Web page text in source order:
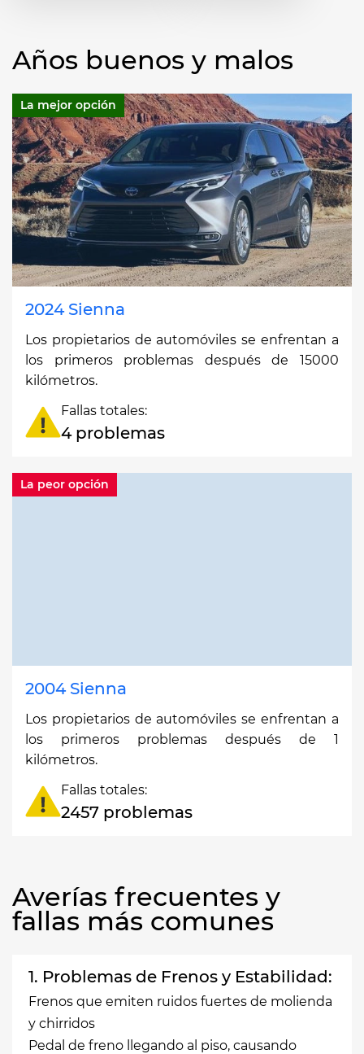
Años buenos y malos
La mejor opción
2024 Sienna
Los propietarios de automóviles se enfrentan a
los primeros problemas después de 15000
kilómetros.
Fallas totales:
4 problemas
La peor opción
2004 Sienna
Los propietarios de automóviles se enfrentan a
los primeros problemas después de 1
kilómetros.
Fallas totales:
2457 problemas
Averías frecuentes y
fallas más comunes
1. Problemas de Frenos y Estabilidad:
Frenos que emiten ruidos fuertes de molienda
y chirridos
Pedal de freno llegando al piso, causando